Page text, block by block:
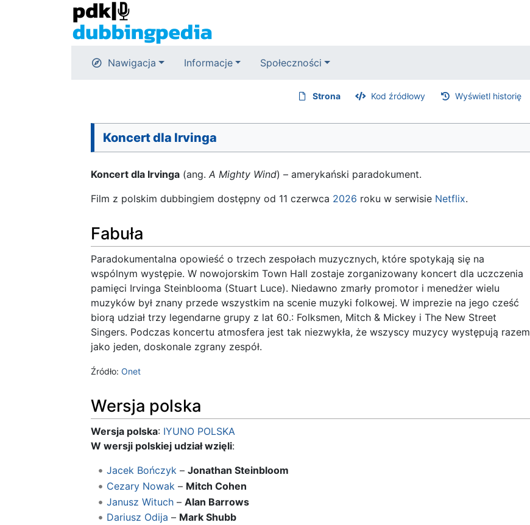
Nawigacja Informacje Społeczności
Strona Kod źródłowy Wyświetl historię
Koncert dla Irvinga
Koncert dla Irvinga (ang. A Mighty Wind) – amerykański paradokument.
Film z polskim dubbingiem dostępny od 11 czerwca 2026 roku w serwisie Netflix.
Fabuła
Paradokumentalna opowieść o trzech zespołach muzycznych, które spotykają się na
wspólnym występie. W nowojorskim Town Hall zostaje zorganizowany koncert dla uczczenia
pamięci Irvinga Steinblooma (Stuart Luce). Niedawno zmarły promotor i menedżer wielu
muzyków był znany przede wszystkim na scenie muzyki folkowej. W imprezie na jego cześć
biorą udział trzy legendarne grupy z lat 60.: Folksmen, Mitch & Mickey i The New Street
Singers. Podczas koncertu atmosfera jest tak niezwykła, że wszyscy muzycy występują razem
jako jeden, doskonale zgrany zespół.
Źródło: Onet
Wersja polska
Wersja polska: IYUNO POLSKA
W wersji polskiej udział wzięli:
Jacek Bończyk– Jonathan Steinbloom
Cezary Nowak– Mitch Cohen
Janusz Wituch– Alan Barrows
Dariusz Odija – Mark Shubb